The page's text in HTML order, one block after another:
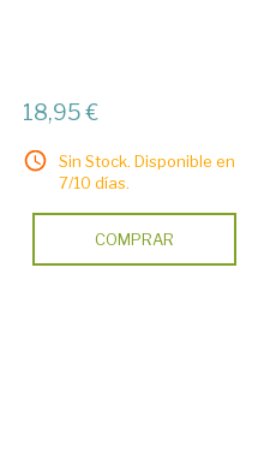
18,95 €
Sin Stock. Disponible en
7/10 días.
COMPRAR